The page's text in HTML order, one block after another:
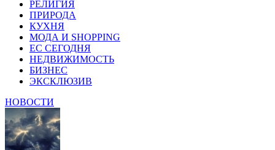
РЕЛИГИЯ
ПРИРОДА
КУХНЯ
МОДА И SHOPPING
ЕС СЕГОДНЯ
НЕДВИЖИМОСТЬ
БИЗНЕС
ЭКСКЛЮЗИВ
НОВОСТИ